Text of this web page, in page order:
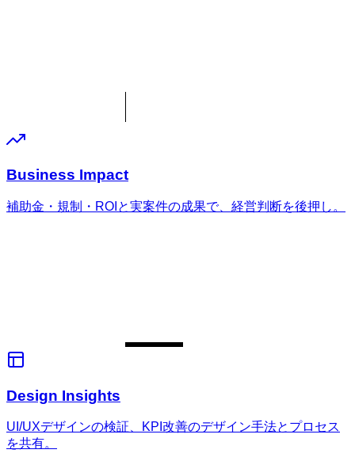
Business Impact
補助金・規制・ROIと実案件の成果で、経営判断を後押し。
Design Insights
UI/UXデザインの検証、KPI改善のデザイン手法とプロセス
を共有。